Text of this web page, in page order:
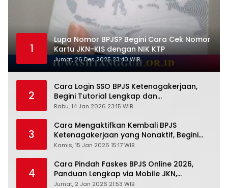
1
Lupa Nomor BPJS? Begini Cara Cek Nomor
Kartu JKN-KIS dengan NIK KTP
Jumat, 26 Des 2025 23:40 WIB
2
Cara Login SSO BPJS Ketenagakerjaan,
Begini Tutorial Lengkap dan
Pengertiannya
Rabu, 14 Jan 2026 23:15 WIB
3
Cara Mengaktifkan Kembali BPJS
Ketenagakerjaan yang Nonaktif, Begini
Panduan Lengkapnya
Kamis, 15 Jan 2026 15:17 WIB
4
Cara Pindah Faskes BPJS Online 2026,
Panduan Lengkap via Mobile JKN,
PANDAWA & Offiline Kantor Cabang
Jumat, 2 Jan 2026 21:53 WIB